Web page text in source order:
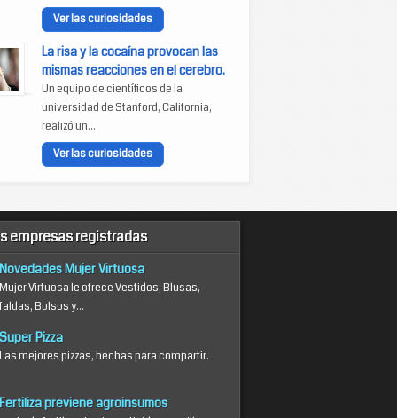
Ver las curiosidades
La risa y la cocaína provocan las
mismas reacciones en el cerebro.
Un equipo de científicos de la
universidad de Stanford, California,
realizó un...
Ver las curiosidades
empresas registradas
Novedades Mujer Virtuosa
Mujer Virtuosa le ofrece Vestidos, Blusas,
faldas, Bolsos y...
Super Pizza
Las mejores pizzas, hechas para compartir.
Fertiliza previene agroinsumos